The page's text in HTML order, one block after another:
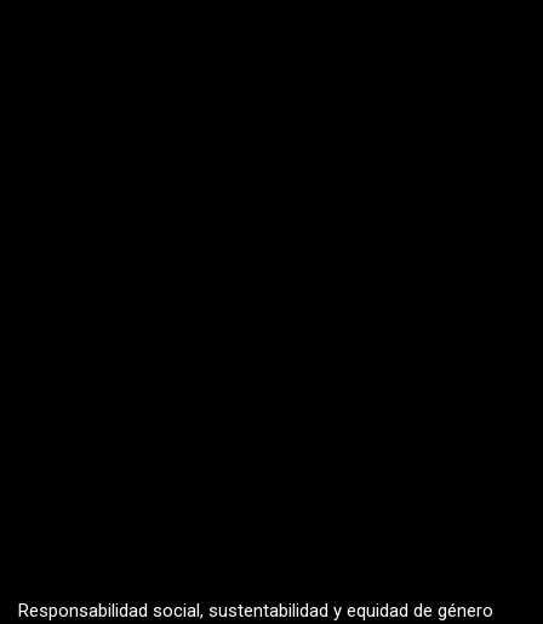
Responsabilidad social, sustentabilidad y equidad de género